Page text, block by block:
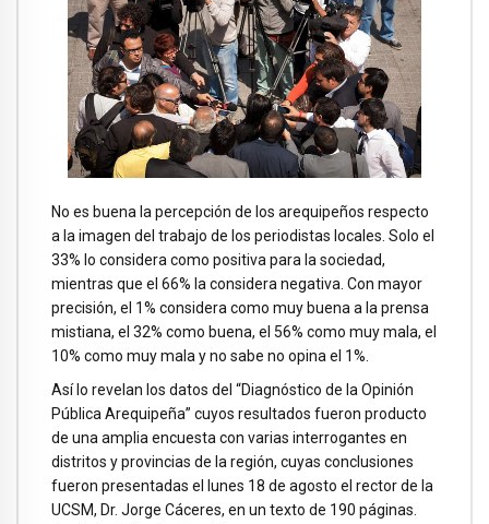
No es buena la percepción de los arequipeños respecto
a la imagen del trabajo de los periodistas locales. Solo el
33% lo considera como positiva para la sociedad,
mientras que el 66% la considera negativa. Con mayor
precisión, el 1% considera como muy buena a la prensa
mistiana, el 32% como buena, el 56% como muy mala, el
10% como muy mala y no sabe no opina el 1%.
Así lo revelan los datos del “Diagnóstico de la Opinión
Pública Arequipeña” cuyos resultados fueron producto
de una amplia encuesta con varias interrogantes en
distritos y provincias de la región, cuyas conclusiones
fueron presentadas el lunes 18 de agosto el rector de la
UCSM, Dr. Jorge Cáceres, en un texto de 190 páginas.